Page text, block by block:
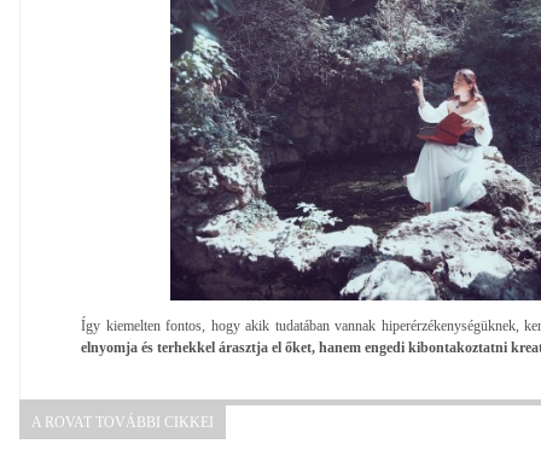
Így kiemelten fontos, hogy akik tudatában vannak hiperérzékenységüknek,
elnyomja és terhekkel árasztja el őket, hanem engedi kibontakoztatni
A ROVAT TOVÁBBI CIKKEI